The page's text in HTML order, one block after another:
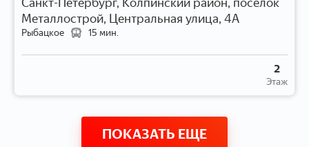
Металлострой, Центральная улица, 4А
Рыбацкое 15 мин.
Этаж
2
ПОКАЗАТЬ ЕЩЕ